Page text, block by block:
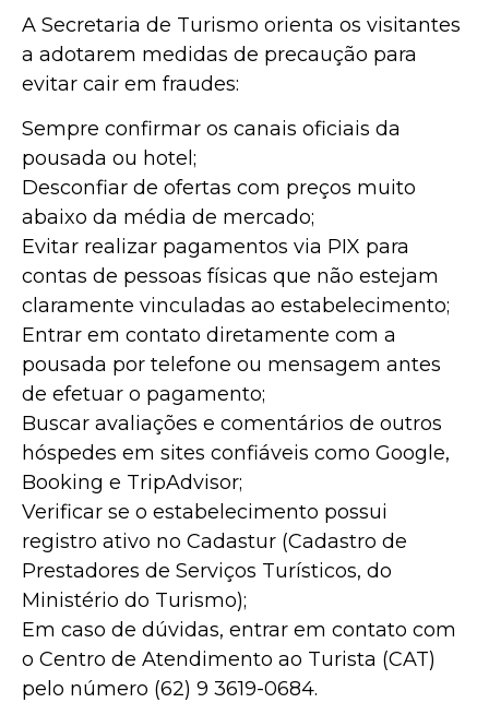
A Secretaria de Turismo orienta os visitantes
a adotarem medidas de precaução para
evitar cair em fraudes:
Sempre confirmar os canais oficiais da
pousada ou hotel;
Desconfiar de ofertas com preços muito
abaixo da média de mercado;
Evitar realizar pagamentos via PIX para
contas de pessoas físicas que não estejam
claramente vinculadas ao estabelecimento;
Entrar em contato diretamente com a
pousada por telefone ou mensagem antes
de efetuar o pagamento;
Buscar avaliações e comentários de outros
hóspedes em sites confiáveis como Google,
Booking e TripAdvisor;
Verificar se o estabelecimento possui
registro ativo no Cadastur (Cadastro de
Prestadores de Serviços Turísticos, do
Ministério do Turismo);
Em caso de dúvidas, entrar em contato com
o Centro de Atendimento ao Turista (CAT)
pelo número (62) 9 3619-0684.